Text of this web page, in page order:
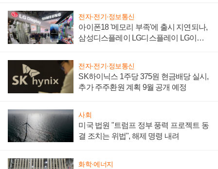
전자·전기·정보통신
아이폰18 '메모리 부족'에 출시 지연되나,
삼성디스플레이 LG디스플레이 LG이노
전자·전기·정보통신
SK하이닉스 1주당 375원 현금배당 실시,
추가 주주환원 계획 9월 공개 예정
사회
미국 법원 "트럼프 정부 풍력 프로젝트 동
결 조치는 위법", 해제 명령 내려
화학·에너지